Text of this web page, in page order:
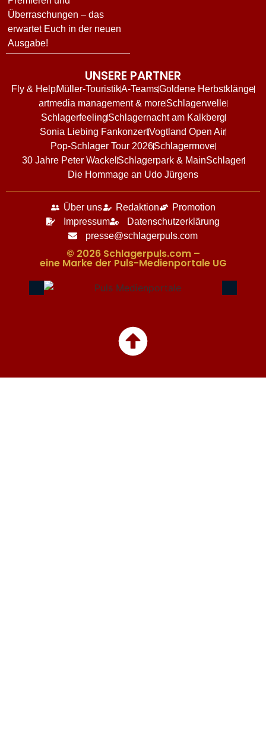
Überraschungen – das
erwartet Euch in der neuen
Ausgabe!
UNSERE PARTNER
Fly & HelpMüller-TouristikA-TeamsGoldene Herbstklänge
artmedia management & moreSchlagerwelle
SchlagerfeelingSchlagernacht am Kalkberg
Sonia Liebing FankonzertVogtland Open Air
Pop-Schlager Tour 2026Schlagermove
30 Jahre Peter Wackel Schlagerpark & MainSchlager
Die Hommage an Udo Jürgens
Über uns Redaktion
Promotion
Impressum
Datenschutzerklärung
presse@schlagerpuls.com
© 2026 Schlagerpuls.com –
eine Marke der Puls-Medienportale UG​